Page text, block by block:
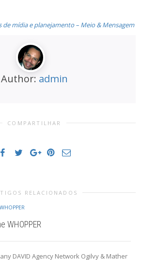
de mídia e planejamento – Meio & Mensagem
Author: admin
COMPARTILHAR
RELACIONADOS
WHOPPER
DAVID Agency Network Ogilvy & Mather